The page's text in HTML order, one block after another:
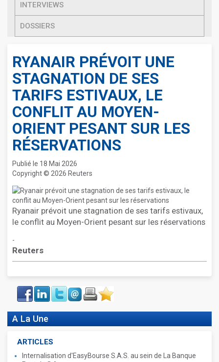
INTERVIEWS
DOSSIERS
RYANAIR PRÉVOIT UNE
STAGNATION DE SES
TARIFS ESTIVAUX, LE
CONFLIT AU MOYEN-
ORIENT PESANT SUR LES
RÉSERVATIONS
Publié le 18 Mai 2026
Copyright © 2026 Reuters
Ryanair prévoit une stagnation de ses tarifs estivaux,
le conflit au Moyen-Orient pesant sur les réservations
-
Reuters
Face
book
LinkIn Twitter Envoyer ImprimerFavoris
A La Une
ARTICLES
Internalisation d'EasyBourse S.A.S. au sein de La Banque